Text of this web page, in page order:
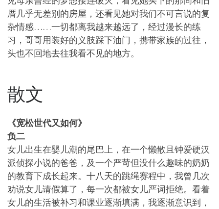
厝几乎无差别的房屋，还看见她对我们不可言说的复
杂情感……一切都离我越来越远了，经过漫长的练
习，哥哥用装好的义肢踩下油门，携带家族的过往，
头也不回地去往我看不见的地方。
散文
《宽松世代又如何》
负二
女儿出生在婴儿潮的尾巴上，在一个懒散且钟爱硬汉
派侦探小说的爸爸，及一个严苛但没什么趣味的奶奶
的教育下成长起来。十八天的跳绳赛程中，我曾几次
劝说女儿请假算了，每一次都被女儿严词拒绝。看着
女儿的生活被补习和课业逐渐填满，我逐渐意识到，